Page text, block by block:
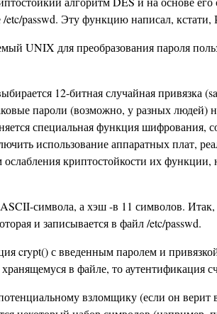
passwd. Эту функцию написал,
UNIX для преобразования пароля
12-битная случайная привязка
пароли (возможно, у разных людей)
специальная функция шифрования,
использование аппаратных плат,
криптостойкости их функции,
символа, а хэш -в 11 символов.
и записывается в файл /etc/passwd.
crypt() с введенным паролем и
в файле, то аутентификация
взломщику (если он верит